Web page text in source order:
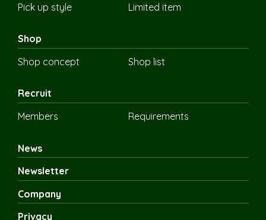
Pick up style
Limited item
Shop
Shop concept
Shop list
Recruit
Members
Requirements
News
Newsletter
Company
Privacy